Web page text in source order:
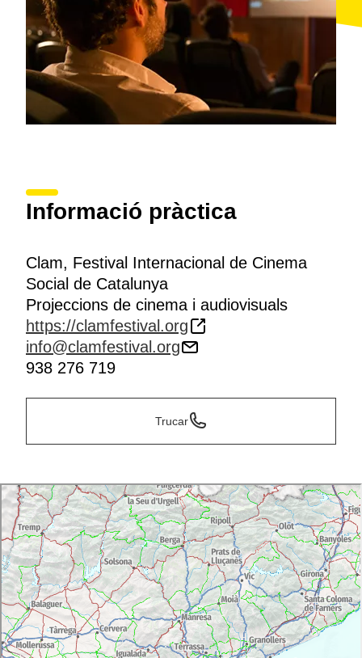
Informació pràctica
Clam, Festival Internacional de Cinema
Social de Catalunya
Projeccions de cinema i audiovisuals
https://clamfestival.org
info@clamfestival.org
938 276 719
Trucar